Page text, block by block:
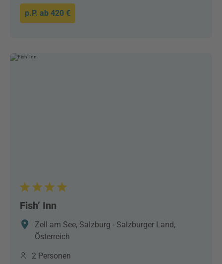
p.P. ab 420 €
Fish’ Inn
Zell am See, Salzburg - Salzburger Land,
Österreich
2 Personen